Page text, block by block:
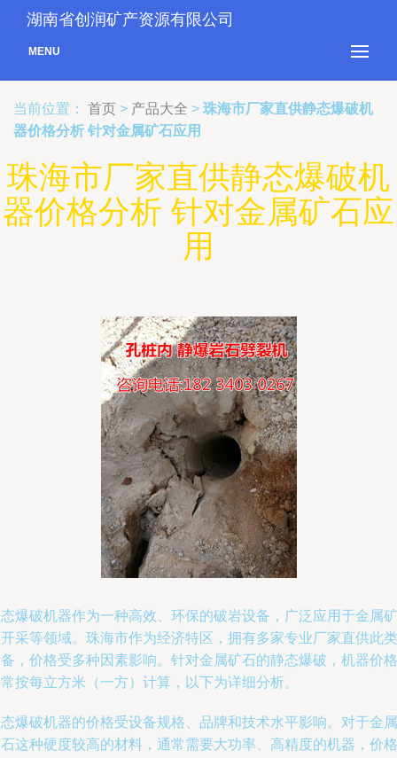
湖南省创润矿产资源有限公司
MENU
当前位置： 首页 > 产品大全 > 珠海市厂家直供静态爆破机
器价格分析 针对金属矿石应用
珠海市厂家直供静态爆破机
器价格分析 针对金属矿石应
用
爆破机器作为一种高效、环保的破岩设备，广泛应用于金属矿
采等领域。珠海市作为经济特区，拥有多家专业厂家直供此类
，价格受多种因素影响。针对金属矿石的静态爆破，机器价格
按每立方米（一方）计算，以下为详细分析。
爆破机器的价格受设备规格、品牌和技术水平影响。对于金属
这种硬度较高的材料，通常需要大功率、高精度的机器，价格